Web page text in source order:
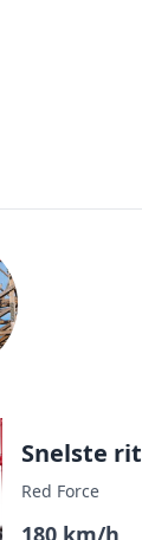
Snelste rit
Red Force
180 km/h